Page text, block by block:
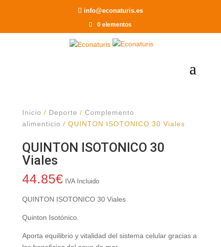
info@econaturis.es
0 elementos
Inicio / Deporte / Complemento
alimenticio / QUINTON ISOTONICO 30 Viales
QUINTON ISOTONICO 30
Viales
44.85€ IVA Incluido
QUINTON ISOTONICO 30 Viales
Quinton Isotónico.
Aporta equilibrio y vitalidad del sistema celular gracias a